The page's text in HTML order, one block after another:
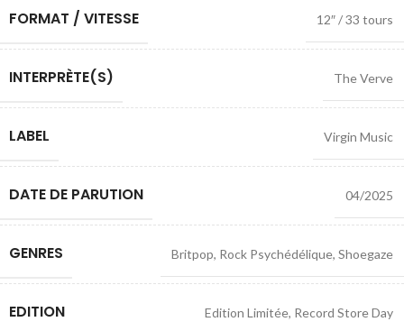
FORMAT / VITESSE 12″ / 33 tours
INTERPRÈTE(S) The Verve
LABEL Virgin Music
DATE DE PARUTION 04/2025
GENRES Britpop, Rock Psychédélique, Shoegaze
EDITION Edition Limitée, Record Store Day